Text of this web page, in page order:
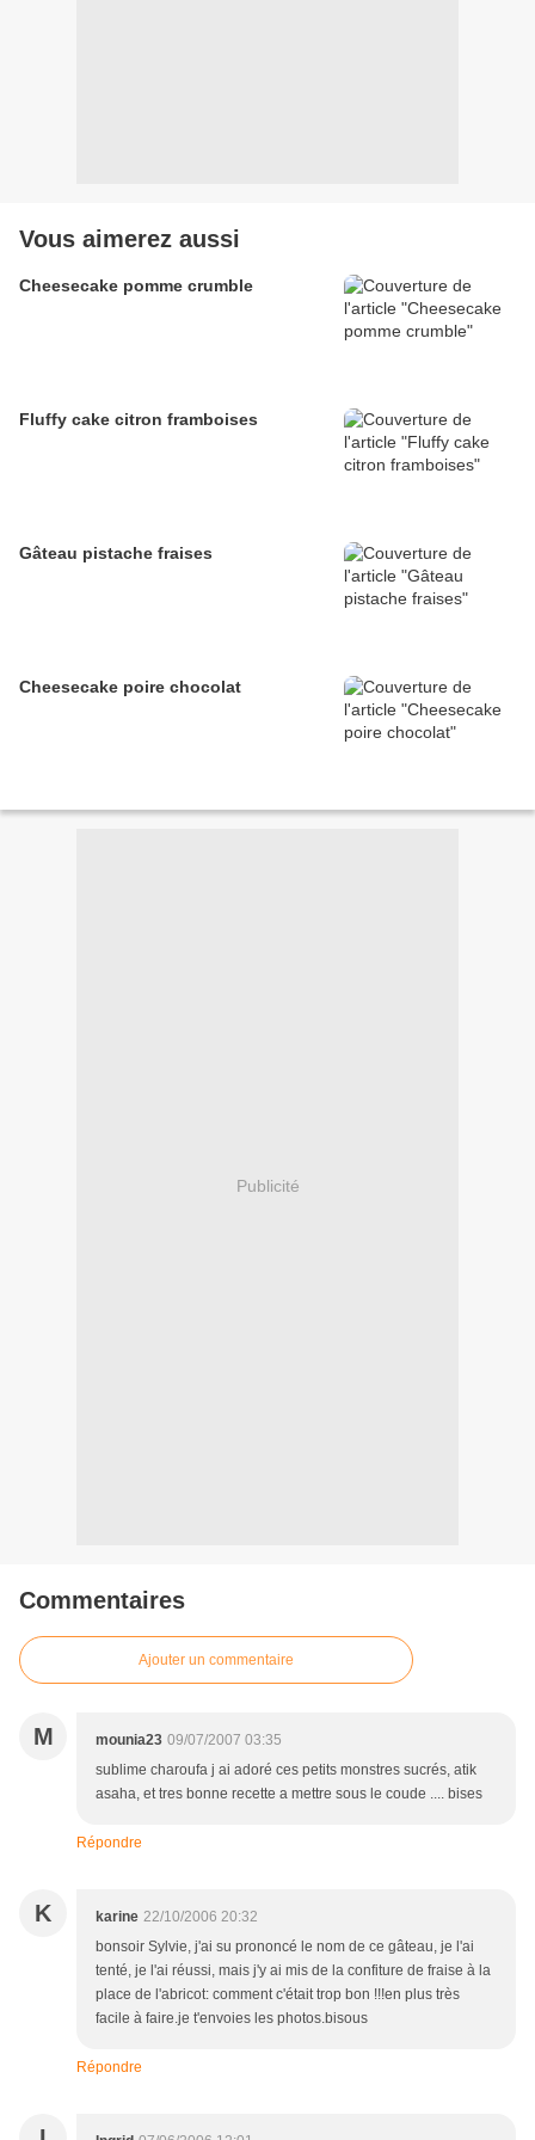
Vous aimerez aussi
Cheesecake pomme crumble
Fluffy cake citron framboises
Gâteau pistache fraises
Cheesecake poire chocolat
Publicité
Commentaires
Ajouter un commentaire
M mounia23 09/07/2007 03:35
sublime charoufa j ai adoré ces petits monstres sucrés, atik
asaha, et tres bonne recette a mettre sous le coude .... bises
Répondre
K karine 22/10/2006 20:32
bonsoir Sylvie, j'ai su prononcé le nom de ce gâteau, je l'ai
tenté, je l'ai réussi, mais j'y ai mis de la confiture de fraise à la
place de l'abricot: comment c'était trop bon !!!en plus très
facile à faire.je t'envoies les photos.bisous
Répondre